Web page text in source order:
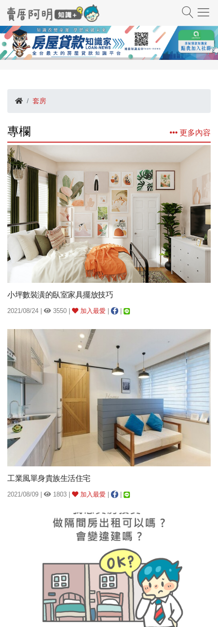
套房
專欄 更多內容
小坪數裝潢的臥室家具擺放技巧
2021/08/24 | 3550 | 加入最愛 | |
工業風單身貴族生活住宅
2021/08/09 | 1803 | 加入最愛